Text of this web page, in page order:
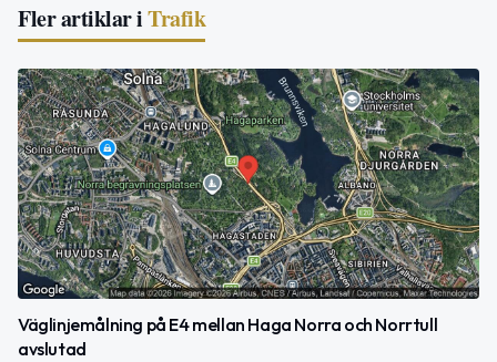
Fler artiklar iTrafik
Väglinjemålning på E4 mellan Haga Norra och Norrtull
avslutad